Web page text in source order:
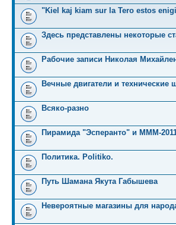
"Kiel kaj kiam sur la Tero estos
Здесь представлены некоторые
Рабочие записи Николая
Вечные двигатели и технические
Всяко-разно
Пирамида "Эсперанто" и MMM-
Политика. Politiko.
Путь Шамана Якута Габышева
Невероятные магазины для